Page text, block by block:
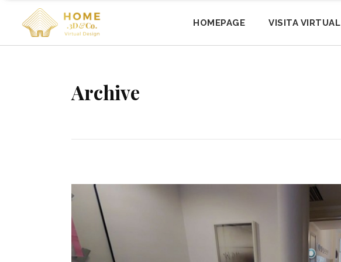
HOMEPAGE VISITA VIRTUAL
Archive